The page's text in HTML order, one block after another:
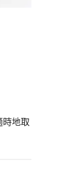
時地取